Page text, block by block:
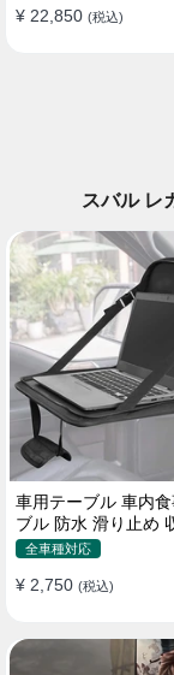
¥ 22,850 (税込)
スバル レ
車用テーブル 車内
ブル 防水 滑り止め
機能ラップトップバ
全車種対応
¥ 2,750 (税込)